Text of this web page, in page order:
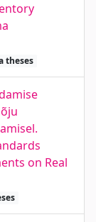
theses
on Real